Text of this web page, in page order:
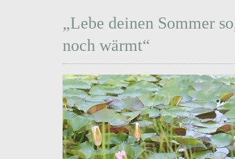
„Lebe deinen Sommer
noch wärmt“